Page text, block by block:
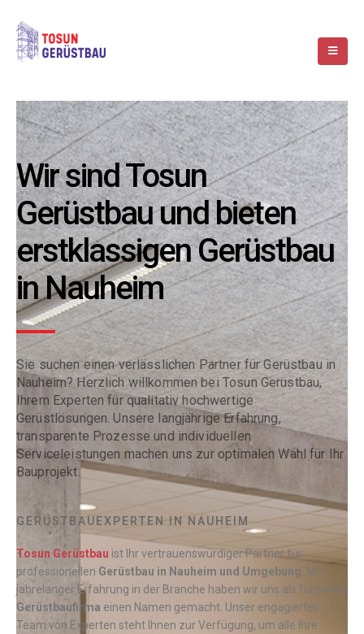
Wir sind Tosun
Gerüstbau und bieten
erstklassigen Gerüstbau
in Nauheim
Sie suchen einen verlässlichen Partner für Gerüstbau in
Nauheim? Herzlich willkommen bei Tosun Gerüstbau,
Ihrem Experten für qualitativ hochwertige
Gerüstlösungen. Unsere langjährige Erfahrung,
transparente Prozesse und individuellen
Serviceleistungen machen uns zur optimalen Wahl für Ihr
Bauprojekt.
GERÜSTBAUEXPERTEN IN NAUHEIM
Tosun Gerüstbau ist Ihr vertrauenswürdiger Partner für
professionellen Gerüstbau in Nauheim und Umgebung . Mit
jahrelanger Erfahrung in der Branche haben wir uns als führende
Gerüstbaufirma einen Namen gemacht. Unser engagiertes
Team von Experten steht Ihnen zur Verfügung, um alle Ihre